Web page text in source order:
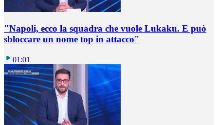
"Napoli, ecco la squadra che vuole Lukaku. E può
sbloccare un nome top in attacco"
01:01